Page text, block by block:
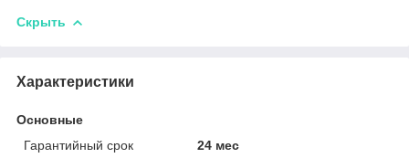
Скрыть
Характеристики
Основные
Гарантийный срок
24 мес